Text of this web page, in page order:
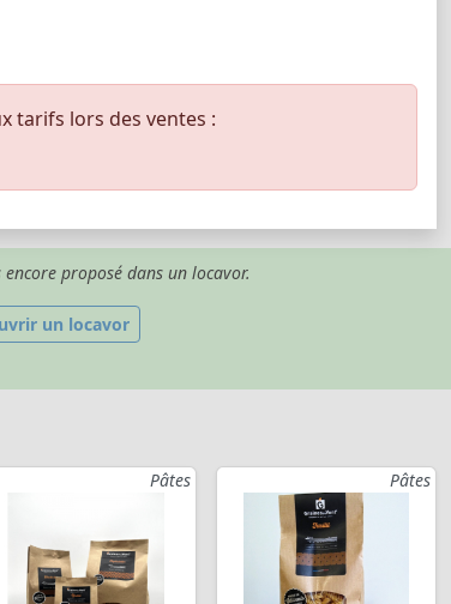
tarifs lors des ventes :
proposé dans un locavor.
un locavor
Pâtes Pâtes